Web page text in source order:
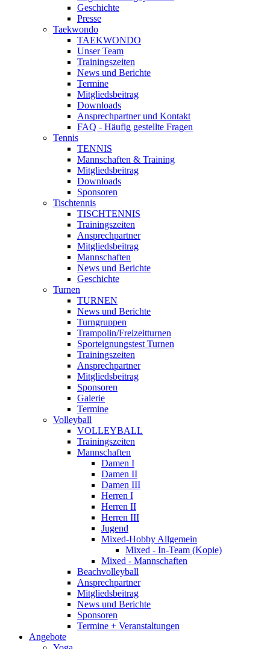
Geschichte
Presse
Taekwondo
TAEKWONDO
Unser Team
Trainingszeiten
News und Berichte
Termine
Mitgliedsbeitrag
Downloads
Ansprechpartner und Kontakt
FAQ - Häufig gestellte Fragen
Tennis
TENNIS
Mannschaften & Training
Mitgliedsbeitrag
Downloads
Sponsoren
Tischtennis
TISCHTENNIS
Trainingszeiten
Ansprechpartner
Mitgliedsbeitrag
Mannschaften
News und Berichte
Geschichte
Turnen
TURNEN
News und Berichte
Turngruppen
Trampolin/Freizeitturnen
Sporteignungstest Turnen
Trainingszeiten
Ansprechpartner
Mitgliedsbeitrag
Sponsoren
Galerie
Termine
Volleyball
VOLLEYBALL
Trainingszeiten
Mannschaften
Damen I
Damen II
Damen III
Herren I
Herren II
Herren III
Jugend
Mixed-Hobby Allgemein
Mixed - In-Team (Kopie)
Mixed - Mannschaften
Beachvolleyball
Ansprechpartner
Mitgliedsbeitrag
News und Berichte
Sponsoren
Termine + Veranstaltungen
Angebote